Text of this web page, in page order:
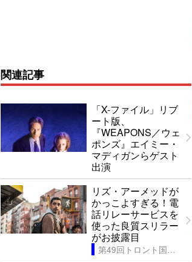
関連記事
「X-ファイル」リブ
ート版、
『WEAPONS／ウェ
ポンズ』エイミー・
マディガンらゲスト
出演
リズ・アーメッドが
かっこよすぎる！電
話リレーサービスを
使った良質スリラー
がお披露目
第49回トロント国際映画祭